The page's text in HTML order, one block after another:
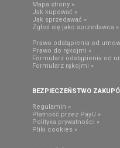
Mapa strony »
Jak kupować »
Jak sprzedawać »
Zgłoś się jako sprzedawca »
Prawo odstąpienia od
Prawo do rękojmi »
Formularz odstąpienia od
Formularz rękojmi »
BEZPIECZEŃSTWO
Regulamin »
Płatność przez PayU »
Polityka prywatności »
Pliki cookies »